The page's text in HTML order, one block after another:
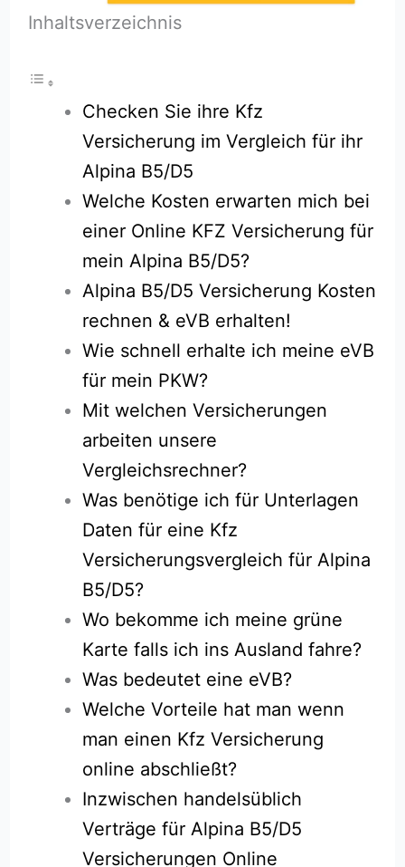
Inhaltsverzeichnis
Checken Sie ihre Kfz
Versicherung im Vergleich für ihr
Alpina B5/D5
Welche Kosten erwarten mich bei
einer Online KFZ Versicherung für
mein Alpina B5/D5?
Alpina B5/D5 Versicherung Kosten
rechnen & eVB erhalten!
Wie schnell erhalte ich meine eVB
für mein PKW?
Mit welchen Versicherungen
arbeiten unsere
Vergleichsrechner?
Was benötige ich für Unterlagen
Daten für eine Kfz
Versicherungsvergleich für Alpina
B5/D5?
Wo bekomme ich meine grüne
Karte falls ich ins Ausland fahre?
Was bedeutet eine eVB?
Welche Vorteile hat man wenn
man einen Kfz Versicherung
online abschließt?
Inzwischen handelsüblich
Verträge für Alpina B5/D5
Versicherungen Online